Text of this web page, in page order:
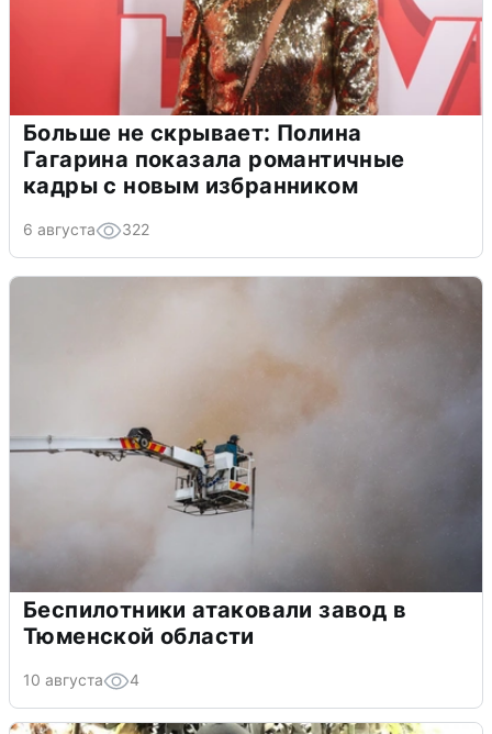
Больше не скрывает: Полина
Гагарина показала романтичные
кадры с новым избранником
6 августа 322
Беспилотники атаковали завод в
Тюменской области
10 августа 4